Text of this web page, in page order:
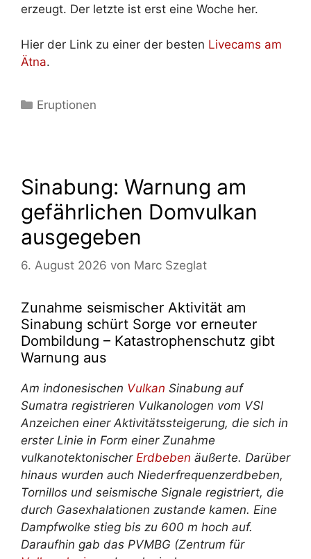
erzeugt. Der letzte ist erst eine Woche her.
Hier der Link zu einer der besten Livecams am
Ätna.
Kategorien
Eruptionen
Sinabung: Warnung am
gefährlichen Domvulkan
ausgegeben
6. August 2026 von Marc Szeglat
Zunahme seismischer Aktivität am
Sinabung schürt Sorge vor erneuter
Dombildung – Katastrophenschutz gibt
Warnung aus
Am indonesischen Vulkan Sinabung auf
Sumatra registrieren Vulkanologen vom VSI
Anzeichen einer Aktivitätssteigerung, die sich in
erster Linie in Form einer Zunahme
vulkanotektonischer Erdbeben äußerte. Darüber
hinaus wurden auch Niederfrequenzerdbeben,
Tornillos und seismische Signale registriert, die
durch Gasexhalationen zustande kamen. Eine
Dampfwolke stieg bis zu 600 m hoch auf.
Daraufhin gab das PVMBG (Zentrum für